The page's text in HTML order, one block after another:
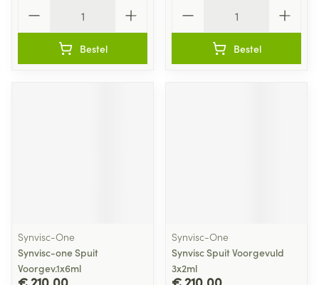
Bestel Bestel
Synvisc-One
Synvisc-one Spuit
Voorgev.1x6ml
Synvisc-One
Synvisc Spuit Voorgevuld
3x2ml